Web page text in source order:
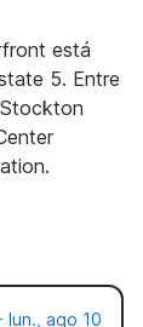
está
5. Entre
lun., ago 10